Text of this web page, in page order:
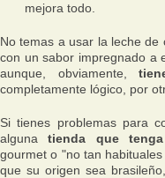
mejora todo.
No temas a usar la leche
con un sabor impregnado a
aunque, obviamente,
completamente lógico, por
Si tienes problemas para
algunatienda que
gourmet o "no tan
que su origen sea